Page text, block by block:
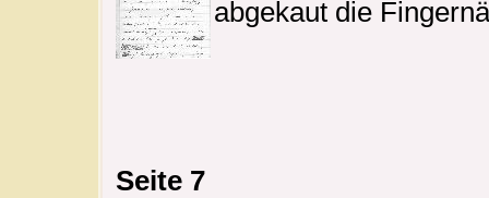
abgekaut die
Seite 7